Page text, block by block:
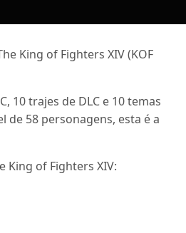
King of Fighters XIV (KOF
10 trajes de DLC e 10 temas
58 personagens, esta é a
King of Fighters XIV: